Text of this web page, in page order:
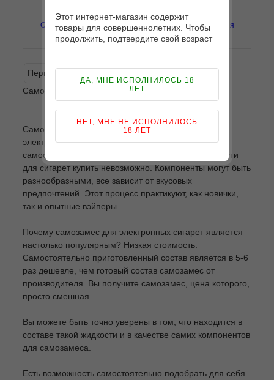
Ожидаем поступления
Basis
Ожидаем поступления
Basis
Первая
Самозамес жидкости для сигарет
Самозамес – это жидкость для заливания в
электронные сигареты, которая готовится
самостоятельно. Персональный самозамес жидкости
для сигарет купить невозможно. Компоненты могут быть
разнообразными, все зависит от вкусовых
предпочтений. Этот процесс практикуют, как новички,
так и опытные вэйперы.
Почему самозамес для электронных сигарет является
настолько популярным? Низкая стоимость.
Самостоятельно приготовленный состав является в 5-6
раз дешевле, чем готовый состав самозамес от
производителя. Вы получите самозамес, цена которого,
просто смешная.
Вы можете быть точно уверены в том, что находится в
составе такой жидкости и в качестве самих компонентов
для самозамеса.
Есть возможность самостоятельно подобрать для себя
Этот интернет-магазин содержит
товары для совершеннолетних. Чтобы
продолжить, подтвердите свой возраст
ДА, МНЕ ИСПОЛНИЛОСЬ 18
ЛЕТ
НЕТ, МНЕ НЕ ИСПОЛНИЛОСЬ
18 ЛЕТ